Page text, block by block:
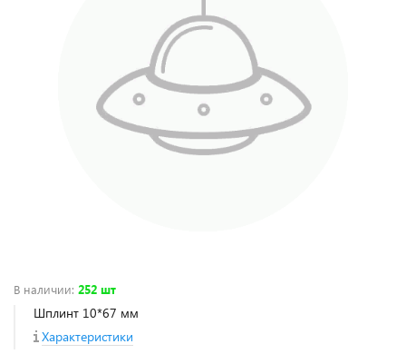
В наличии: 252 шт
Шплинт 10*67 мм
Характеристики